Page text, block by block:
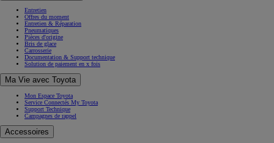
Entretien
Offres du moment
Entretien & Réparation
Pneumatiques
Pièces d'origine
Bris de glace
Carrosserie
Documentation & Support technique
Solution de paiement en x fois
Ma Vie avec Toyota
Mon Espace Toyota
Service Connectés My Toyota
Support Technique
Campagnes de rappel
Accessoires